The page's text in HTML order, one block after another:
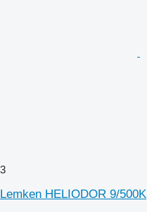
3
Lemken HELIODOR 9/500K